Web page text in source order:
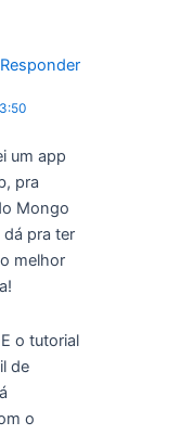
Responder
um app
pra
Mongo
pra ter
melhor
o tutorial
de
o